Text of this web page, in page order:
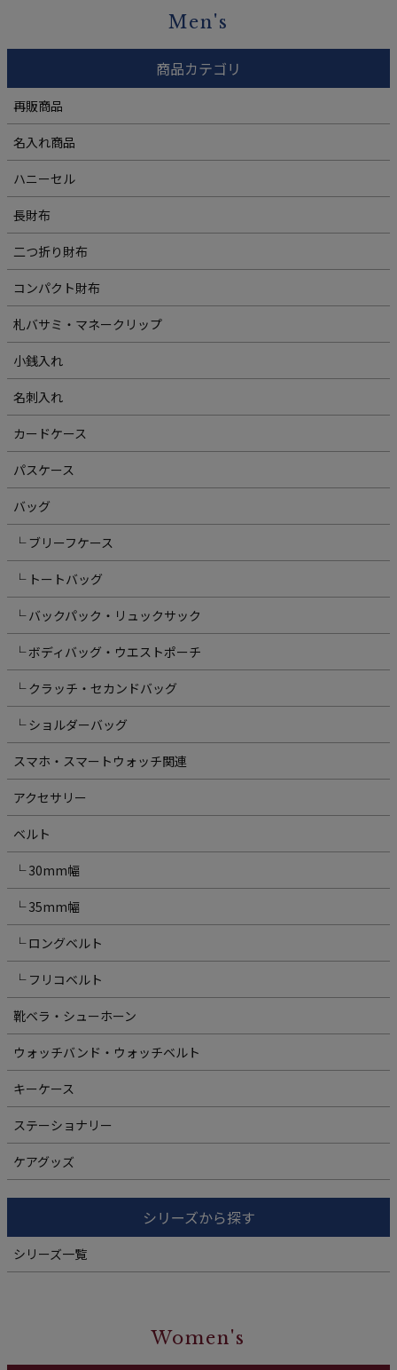
Men's
商品カテゴリ
再販商品
名入れ商品
ハニーセル
長財布
二つ折り財布
コンパクト財布
札バサミ・マネークリップ
小銭入れ
名刺入れ
カードケース
パスケース
バッグ
└ ブリーフケース
└ トートバッグ
└ バックパック・リュックサック
└ ボディバッグ・ウエストポーチ
└ クラッチ・セカンドバッグ
└ ショルダーバッグ
スマホ・スマートウォッチ関連
アクセサリー
ベルト
└ 30mm幅
└ 35mm幅
└ ロングベルト
└ フリコベルト
靴ベラ・シューホーン
ウォッチバンド・ウォッチベルト
キーケース
ステーショナリー
ケアグッズ
シリーズから探す
シリーズ一覧
Women's